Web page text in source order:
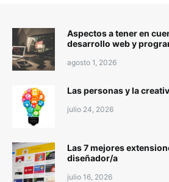
Aspectos a tener en
desarrollo web y
agosto 1, 2026
Las personas y la
julio 24, 2026
Las 7 mejores
diseñador/a
julio 16, 2026